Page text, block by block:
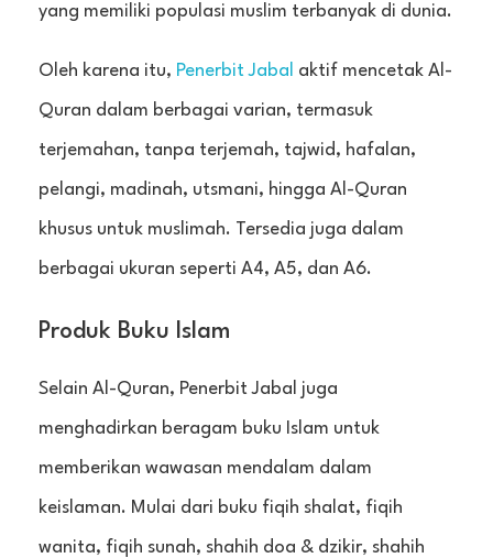
yang memiliki populasi muslim terbanyak di dunia.
Oleh karena itu, Penerbit Jabal aktif mencetak Al-
Quran dalam berbagai varian, termasuk
terjemahan, tanpa terjemah, tajwid, hafalan,
pelangi, madinah, utsmani, hingga Al-Quran
khusus untuk muslimah. Tersedia juga dalam
berbagai ukuran seperti A4, A5, dan A6.
Produk Buku Islam
Selain Al-Quran, Penerbit Jabal juga
menghadirkan beragam buku Islam untuk
memberikan wawasan mendalam dalam
keislaman. Mulai dari buku fiqih shalat, fiqih
wanita, fiqih sunah, shahih doa & dzikir, shahih